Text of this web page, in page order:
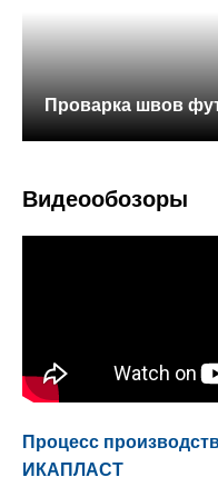
Проварка швов
Видеообозоры
Процесс
ИКАПЛАСТ